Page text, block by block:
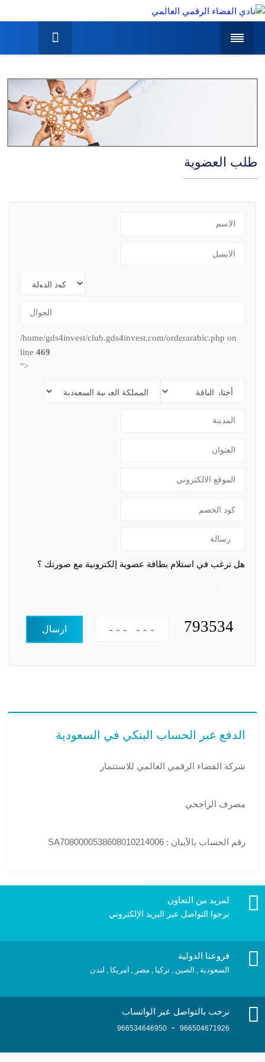
طلب العضوية
/home/gds4invest/club.gds4invest.com/orderarabic.php on
line 469
">
هل ترغب في استلام بطاقة عضوية إلكترونية مع صورتك ؟
793534 ارسال
الدفع عبر الحساب البنكي في السعودية
شركة الفضاء الرقمي العالمي للاستثمار
مصرف الراجحي
رقم الحساب بالآيبان : SA7080000538608010214006
لمزيد من التعاون
نرجوا التواصل عبر البريد الإلكتروني
فروعنا الدولية
السعودية , الصين , تركيا , مصر , امريكا , لندن
نرحب بالتواصل عبر الواتساب
966504671926
-
966534646950